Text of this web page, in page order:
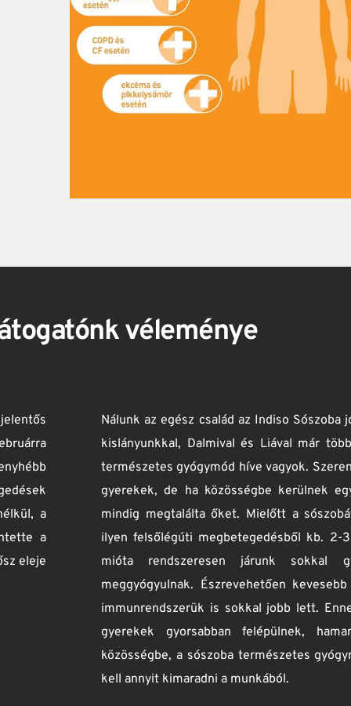
Augusztusban találtam rá az INDISO-
ajánlották. Azonnal felkerestük, és még a
elkezdtük a kezelést. Enikő akkor télen
beteg, hogy antibiotikummal kellett
csak kisebb, maguktól gyógyuló
éve nem került szóba. Jelenleg már
kezelésekre. Adél (1), Enikő kistestvére
kiürülni 2-3 alkalomnak köszönhetően. Mi
tudjuk! Rengeteg nehézségtől kíméli meg
is az INDISO.
P. család